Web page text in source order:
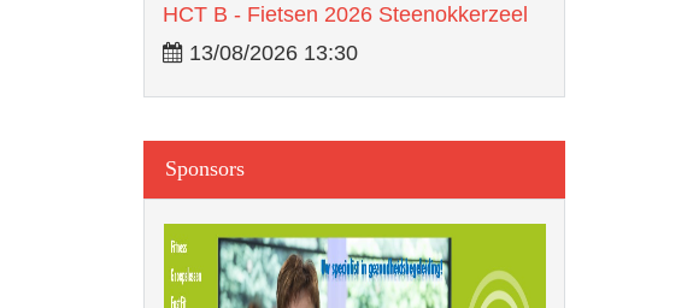
HCT B - Fietsen 2026 Steenokkerzeel
13/08/2026 13:30
Sponsors